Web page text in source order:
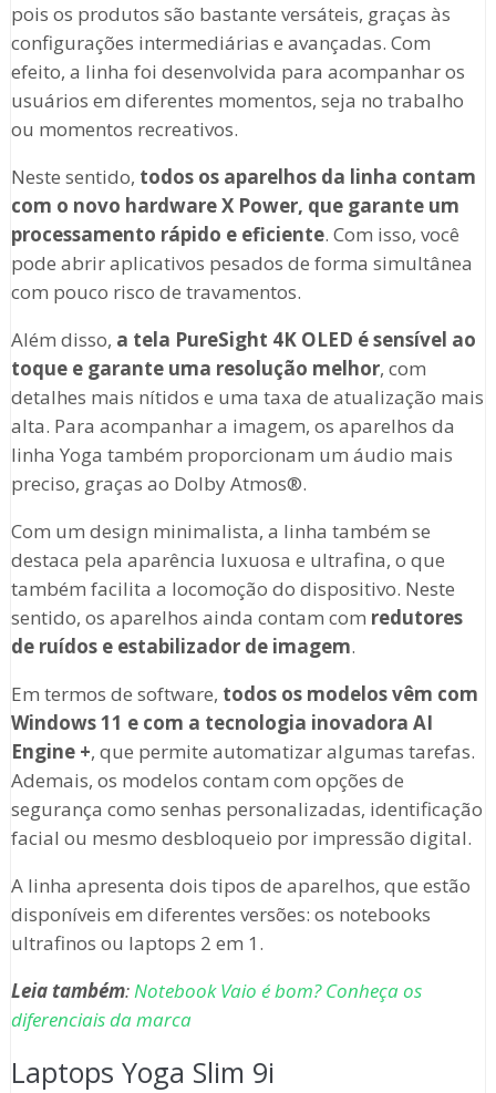
pois os produtos são bastante versáteis, graças às
configurações intermediárias e avançadas. Com
efeito, a linha foi desenvolvida para acompanhar os
usuários em diferentes momentos, seja no trabalho
ou momentos recreativos.
Neste sentido, todos os aparelhos da linha contam
com o novo hardware X Power, que garante um
processamento rápido e eficiente. Com isso, você
pode abrir aplicativos pesados de forma simultânea
com pouco risco de travamentos.
Além disso, a tela PureSight 4K OLED é sensível ao
toque e garante uma resolução melhor, com
detalhes mais nítidos e uma taxa de atualização mais
alta. Para acompanhar a imagem, os aparelhos da
linha Yoga também proporcionam um áudio mais
preciso, graças ao Dolby Atmos®.
Com um design minimalista, a linha também se
destaca pela aparência luxuosa e ultrafina, o que
também facilita a locomoção do dispositivo. Neste
sentido, os aparelhos ainda contam com redutores
de ruídos e estabilizador de imagem.
Em termos de software, todos os modelos vêm com
Windows 11 e com a tecnologia inovadora AI
Engine +, que permite automatizar algumas tarefas.
Ademais, os modelos contam com opções de
segurança como senhas personalizadas, identificação
facial ou mesmo desbloqueio por impressão digital.
A linha apresenta dois tipos de aparelhos, que estão
disponíveis em diferentes versões: os notebooks
ultrafinos ou laptops 2 em 1.
Leia também:Notebook Vaio é bom? Conheça os
diferenciais da marca
Laptops Yoga Slim 9i